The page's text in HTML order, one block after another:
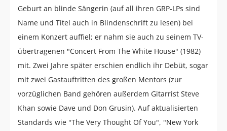
Geburt an blinde Sängerin (auf all ihren GRP-LPs sind
Name und Titel auch in Blindenschrift zu lesen) bei
einem Konzert auffiel; er nahm sie auch zu seinem TV-
übertragenen "Concert From The White House" (1982)
mit. Zwei Jahre später erschien endlich ihr Debüt, sogar
mit zwei Gastauftritten des großen Mentors (zur
vorzüglichen Band gehören außerdem Gitarrist Steve
Khan sowie Dave und Don Grusin). Auf aktualisierten
Standards wie "The Very Thought Of You", "New York